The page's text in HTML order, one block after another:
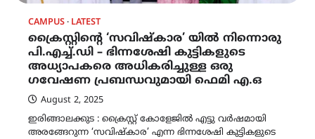
CAMPUS LATEST
ക്രൈസ്റ്റിൻ്റെ ‘സവിഷ്കാര’ യിൽ നിന്നൊരു
പി.എച്ച്.ഡി – ഭിന്നശേഷി കുട്ടികളുടെ
അധ്യാപകരെ അധികരിച്ചുള്ള ഒരു
ഗവേഷണ പ്രബന്ധവുമായി ഫെമി എ.ഒ
August 2, 2025
ഇരിങ്ങാലക്കുട : ക്രൈസ്റ്റ് കോളേജിൽ എട്ടു വർഷമായി
അരങ്ങേറുന്ന ‘സവിഷ്കാര’ എന്ന ഭിന്നശേഷി കുട്ടികളുടെ